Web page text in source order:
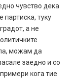
чувство дека
туку
а не
можам да
заедно и со
кога тие